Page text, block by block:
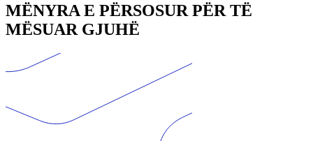
MËNYRA E PËRSOSUR PËR TË
MËSUAR GJUHË